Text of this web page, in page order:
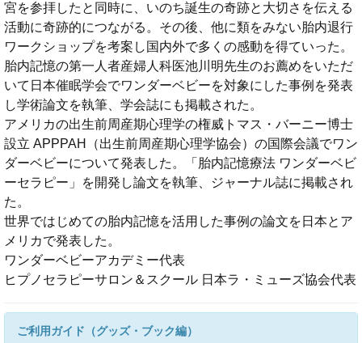
宮を参拝したと同時に、いのち誕生の奇跡と大切さを伝える
活動に奇跡的につながる。その後、他に類をみない胎内退行
ワークショップを考案し国内外で多くの感動を得ていった。
胎内記憶の第一人者産婦人科医池川明先生のお薦めをいただ
いて日本催眠学会でワンダーベビーを対象にした事例を発表
し学術論文を執筆、学会誌にも掲載された。
アメリカの出生前周産期心理学の権威トマス・バーニー博士
設立 APPPAH（出生前周産期心理学協会）の国際会議でワン
ダーベビーについて発表した。「胎内記憶療法 ワンダーベビ
ーセラピー」を開発し論文を執筆、ジャーナル誌に掲載され
た。
世界ではじめての胎内記憶を活用した事例の論文を日本とア
メリカで発表した。
ワンダーベビーアカデミー代表
ヒプノセラピーサロン＆スクール 日本ラ・ミューズ協会代表
ご利用ガイド（グッズ・ブック編）